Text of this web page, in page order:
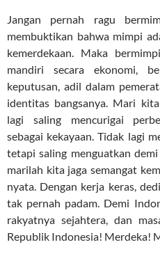
Jangan pernah ragu
membuktikan bahwa mimpi
kemerdekaan. Maka
mandiri secara ekonomi,
keputusan, adil dalam
identitas bangsanya. Mari
lagi saling mencurigai
sebagai kekayaan. Tidak lagi
tetapi saling menguatkan
marilah kita jaga semangat
nyata. Dengan kerja keras,
tak pernah padam. Demi
rakyatnya sejahtera, dan
Republik Indonesia! Merdeka!